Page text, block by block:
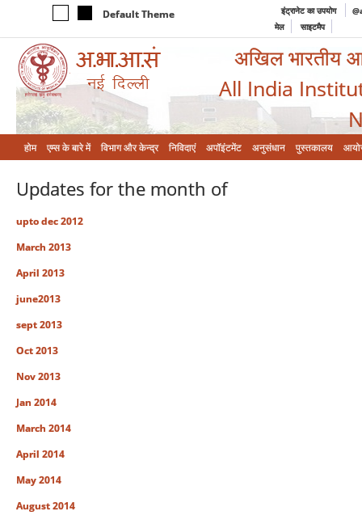
Default Theme इंट्रानेट का उपयोग
मेल
साइटमैप
अखिल भारतीय
All India
होम एम्‍स के बारे में विभाग और केन्‍द्र निविदाएं अपॉइंटमेंट अनुसंधान पुस्तकालय
Updates for the month of
upto dec 2012
March 2013
April 2013
june2013
sept 2013
Oct 2013
Nov 2013
Jan 2014
March 2014
April 2014
May 2014
August 2014